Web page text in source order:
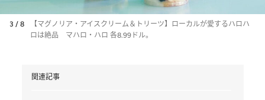
3 / 8
【マグノリア・アイスクリーム＆トリーツ】ローカルが愛するハロハ
ロは絶品 マハロ・ハロ 各8.99ドル。
関連記事